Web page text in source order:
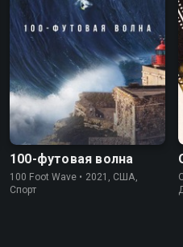
8.3 8.1
100-футовая волна
100 Foot Wave • 2021, США,
Спорт